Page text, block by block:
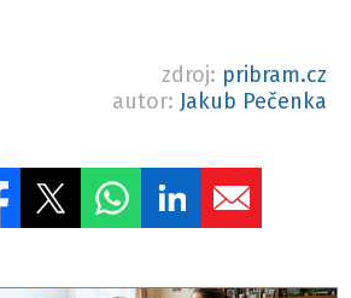
zdroj: pribram.cz
autor: Jakub Pečenka